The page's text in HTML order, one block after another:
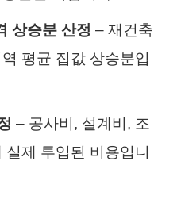
상승분 산정 – 재건축
평균 집값 상승분입
– 공사비, 설계비, 조
제 투입된 비용입니